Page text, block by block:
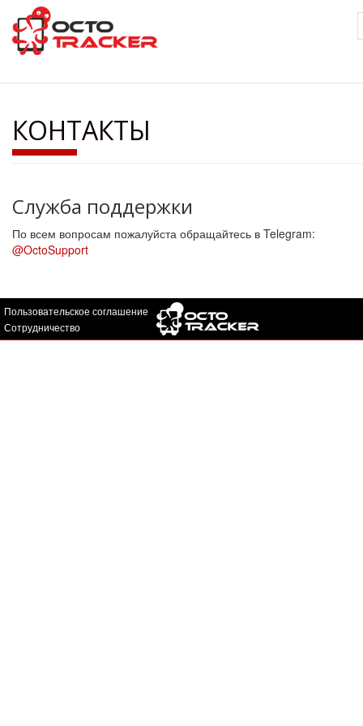
Перейти
основному
содержанию
КОНТАКТЫ
Служба поддержки
По всем вопросам пожалуйста обращайтесь в Telegram:
@OctoSupport
Пользовательское соглашение
Сотрудничество